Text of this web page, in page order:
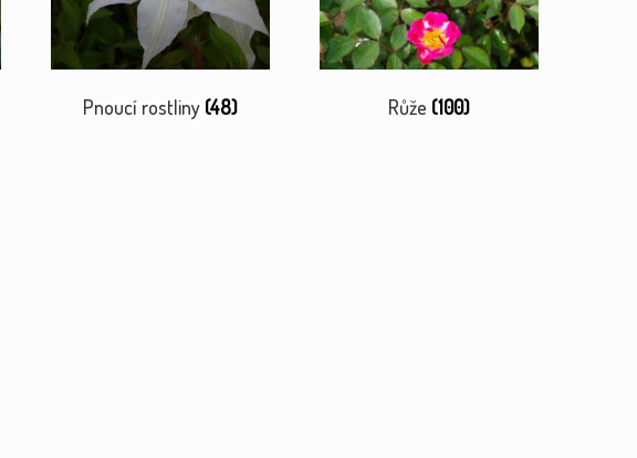
Pnoucí rostliny (48) Růže (100)